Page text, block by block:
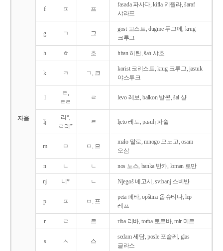
자음
f ㅍ 프
fasada 파사다, kifla 키플라, šaraf
샤라프
g ㄱ 그
gost 고스트, dugme 두그메, krug
크루그
h ㅎ 흐 hitan 히탄, šah 샤흐
k ㅋ ㄱ, 크
korist 코리스트, krug 크루그, jastuk
야스투크
l
ㄹ,
ㄹㄹ
ㄹ levo 레보, balkon 발콘, šal 샬
lj
리*,
ㄹ리*
ㄹ ljeto 레토, pasulj 파술
m ㅁ ㅁ, 므
malo 말로, mnogo 므노고, osam
오삼
n ㄴ ㄴ nos 노스, banka 반카, loman 로만
nj 니* ㄴ Njegoš 녜고시, svibanj 스비반
p ㅍ ㅂ, 프
peta 페타, opština 옵슈티나, lep
레프
r ㄹ 르 riba 리바, torba 토르바, mir 미르
s ㅅ 스
sedam 세담, posle 포슬레, glas
글라스